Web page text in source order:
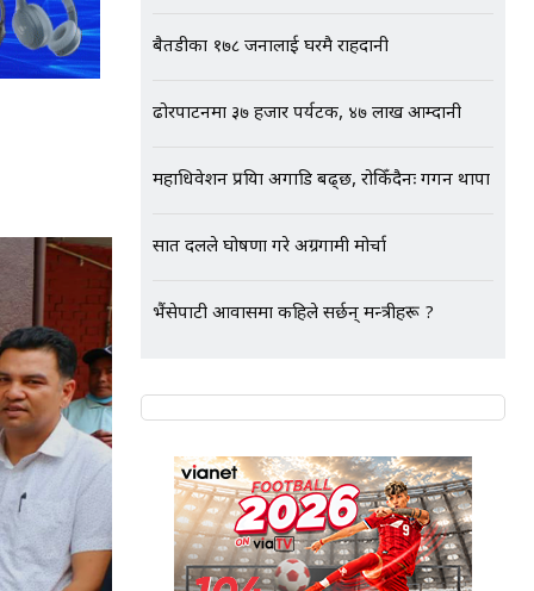
बैतडीका १७८ जनालाई घरमै राहदानी
ढोरपाटनमा ३७ हजार पर्यटक, ४७ लाख आम्दानी
महाधिवेशन प्रक्रिया अगाडि बढ्छ, रोकिँदैनः गगन थापा
सात दलले घोषणा गरे अग्रगामी मोर्चा
भैंसेपाटी आवासमा कहिले सर्छन् मन्त्रीहरू ?